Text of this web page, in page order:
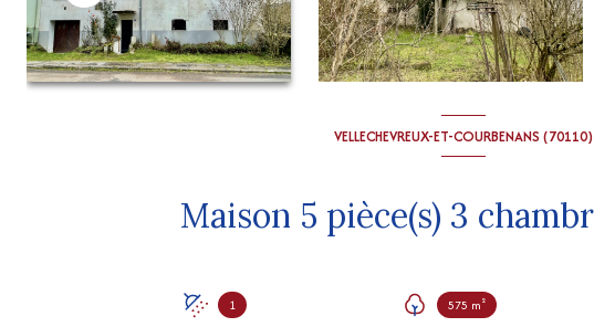
VELLECHEVREUX-ET-COURBENANS (70110)
1 575 m²